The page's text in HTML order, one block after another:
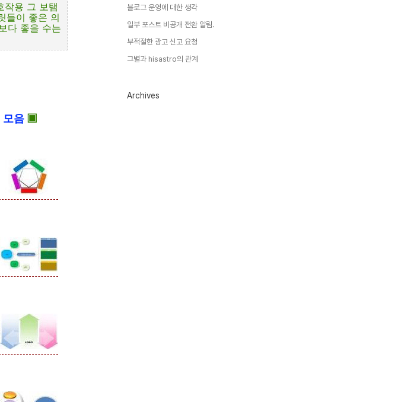
작용 그 보탬
들이 좋은 의
다 좋을 수는
모음 ▣
블로그 운영에 대한 생각
일부 포스트 비공개 전환 알림.
부적절한 광고 신고 요청
그별과 hisastro의 관계
Archives